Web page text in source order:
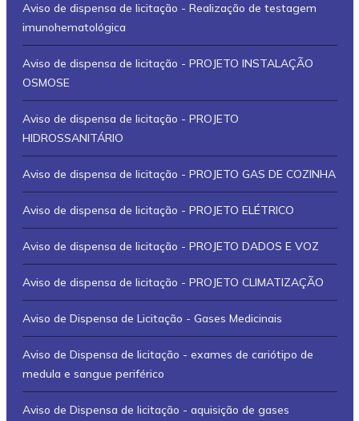
Aviso de dispensa de licitação - Realização de testagem
imunohematológica
Aviso de dispensa de licitação - PROJETO INSTALAÇÃO
OSMOSE
Aviso de dispensa de licitação - PROJETO
HIDROSSANITÁRIO
Aviso de dispensa de licitação - PROJETO GAS DE COZINHA
Aviso de dispensa de licitação - PROJETO ELÉTRICO
Aviso de dispensa de licitação - PROJETO DADOS E VOZ
Aviso de dispensa de licitação - PROJETO CLIMATIZAÇÃO
Aviso de Dispensa de Licitação - Gases Medicinais
Aviso de Dispensa de licitação - exames de cariótipo de
medula e sangue periférico
Aviso de Dispensa de licitação - aquisição de gases